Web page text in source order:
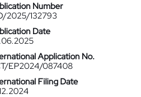
Number
2025/132793
Date
Application No.
EP2024/087408
Filing Date